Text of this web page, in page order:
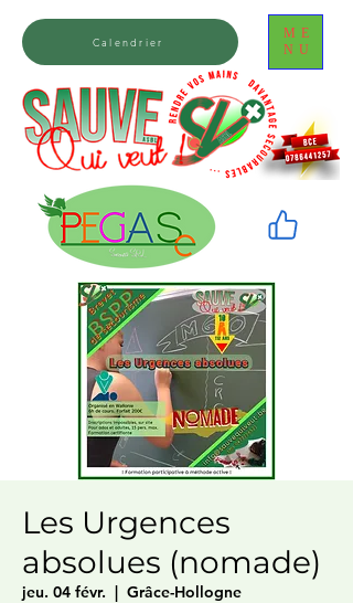
ME
NU
Calendrier
Les Urgences
absolues (nomade)
jeu. 04 févr.
  |
Grâce-Hollogne